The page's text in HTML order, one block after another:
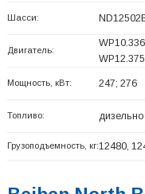
Шасси:
Двигатель:
Мощность, кВт: 247; 276
Топливо:
Грузоподъемность, кг:12480,